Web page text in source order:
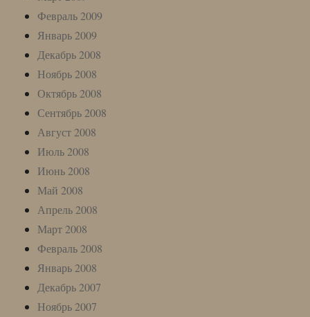
Февраль 2009
Январь 2009
Декабрь 2008
Ноябрь 2008
Октябрь 2008
Сентябрь 2008
Август 2008
Июль 2008
Июнь 2008
Май 2008
Апрель 2008
Март 2008
Февраль 2008
Январь 2008
Декабрь 2007
Ноябрь 2007